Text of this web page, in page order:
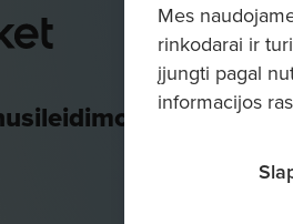
Mes
rinkodarai ir
įjungti pagal
informacijos